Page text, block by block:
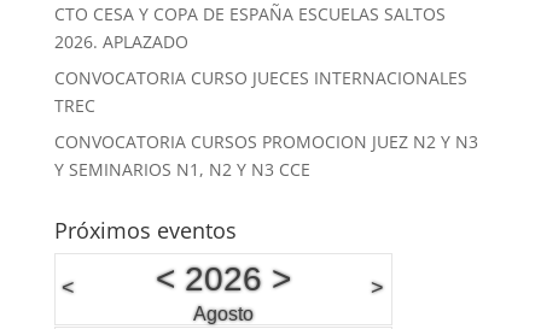
CTO CESA Y COPA DE ESPAÑA ESCUELAS SALTOS
2026. APLAZADO
CONVOCATORIA CURSO JUECES INTERNACIONALES
TREC
CONVOCATORIA CURSOS PROMOCION JUEZ N2 Y N3
Y SEMINARIOS N1, N2 Y N3 CCE
Próximos eventos
< < 2026>
Agosto
>